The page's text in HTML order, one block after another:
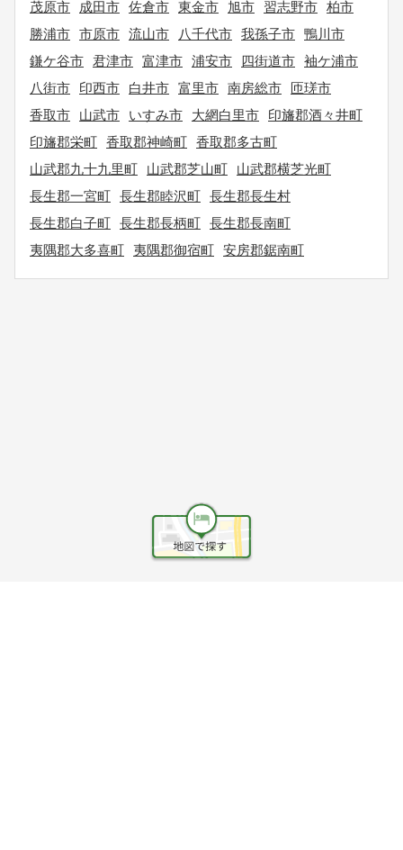
茂原市
成田市 佐倉市 東金市 旭市 習志野市 柏市
勝浦市 市原市 流山市 八千代市 我孫子市 鴨川市
鎌ケ谷市 君津市 富津市 浦安市 四街道市 袖ケ浦市
八街市
印西市 白井市 富里市 南房総市
匝瑳市
香取市
山武市 いすみ市 大網白里市
印旛郡酒々井町
印旛郡栄町 香取郡神崎町 香取郡多古町
山武郡九十九里町
山武郡芝山町
山武郡横芝光町
長生郡一宮町 長生郡睦沢町 長生郡長生村
長生郡白子町 長生郡長柄町 長生郡長南町
夷隅郡大多喜町 夷隅郡御宿町 安房郡鋸南町